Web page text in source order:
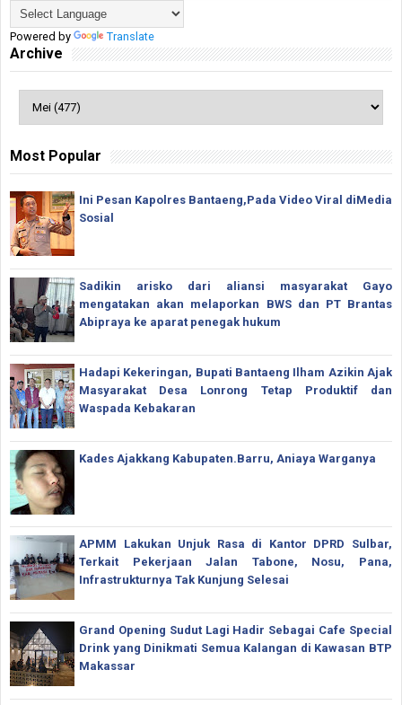
Powered by Translate
Archive
Most Popular
Ini Pesan Kapolres Bantaeng,Pada Video Viral diMedia
Sosial
Sadikin arisko dari aliansi masyarakat Gayo
mengatakan akan melaporkan BWS dan PT Brantas
Abipraya ke aparat penegak hukum
Hadapi Kekeringan, Bupati Bantaeng Ilham Azikin Ajak
Masyarakat Desa Lonrong Tetap Produktif dan
Waspada Kebakaran
Kades Ajakkang Kabupaten.Barru, Aniaya Warganya
APMM Lakukan Unjuk Rasa di Kantor DPRD Sulbar,
Terkait Pekerjaan Jalan Tabone, Nosu, Pana,
Infrastrukturnya Tak Kunjung Selesai
Grand Opening Sudut Lagi Hadir Sebagai Cafe Special
Drink yang Dinikmati Semua Kalangan di Kawasan BTP
Makassar